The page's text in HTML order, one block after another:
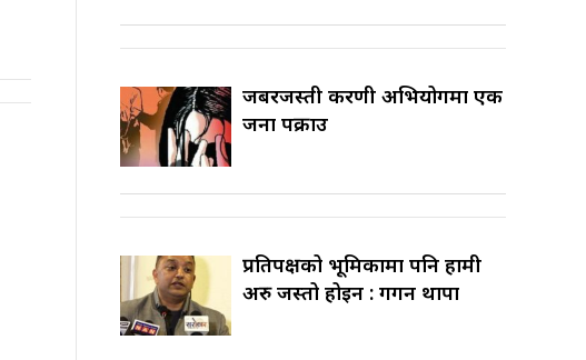
जबरजस्ती करणी अभियोगमा एक
जना पक्राउ
प्रतिपक्षको भूमिकामा पनि हामी
अरु जस्तो होइन : गगन थापा